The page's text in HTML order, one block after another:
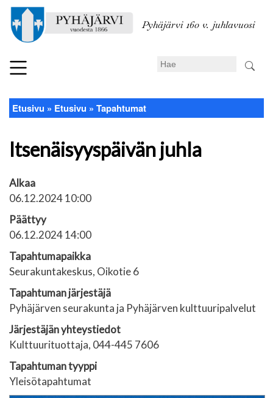
pääsisältöön
Pyhäjärvi 160 v. juhlavuosi
Search
Murupolku
Etusivu Etusivu Tapahtumat
Itsenäisyyspäivän juhla
Alkaa
06.12.2024 10:00
Päättyy
06.12.2024 14:00
Tapahtumapaikka
Seurakuntakeskus, Oikotie 6
Tapahtuman järjestäjä
Pyhäjärven seurakunta ja Pyhäjärven kulttuuripalvelut
Järjestäjän yhteystiedot
Kulttuurituottaja, 044-445 7606
Tapahtuman tyyppi
Yleisötapahtumat